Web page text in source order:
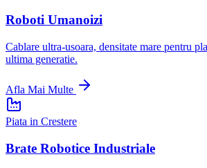
Roboti Umanoizi
Cablare ultra-usoara, densitate mare pentru
ultima generatie.
Afla Mai Multe
Piata in Crestere
Brate Robotice Industriale